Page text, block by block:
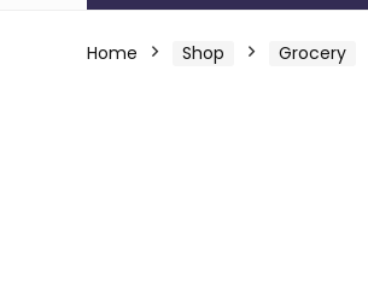
Home Shop Grocery